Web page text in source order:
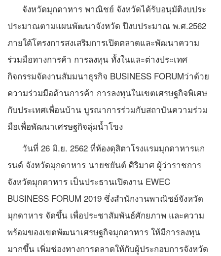
จังหวัดมุกดาหาร พาณิชย์ จังหวัดได้รับอนุมัติงบประ
ประมาณตามแผนพัฒนาจังหวัด ปีงบประมาณ พ.ศ.2562
ภายใต้โครงการสงเสริมการเปิดตลาดและพัฒนาความ
ร่วมมือทางการค้า การลงทุน ทั้งในและต่างประเทศ
กิจกรรมจัดงานสัมมนาธุรกิจ BUSINESS FORUMว่าด้วย
ความร่วมมือด้านการค้า การลงทุนในเขตเศรษฐกิจพิเศษ
กับประเทศเพื่อนบ้าน บูรณาการร่วมกับสถาบันความร่วม
มือเพื่อพัฒนาเศรษฐกิจลุ่มน้ำโขง
วันที่ 26 มิ.ย. 2562 ที่ห้องดุสิตาโรงแรมมุกดาหารแก
รนด์ จังหวัดมุกดาหาร นายชยันต์ ศิริมาศ ผู้ว่าราชการ
จังหวัดมุกดาหาร เป็นประธานเปิดงาน EWEC
BUSINESS FORUM 2019 ซึ่งสำนักงานพาณิชย์จังหวัด
มุกดาหาร จัดขึ้น เพื่อประชาสัมพันธ์ศักยภาพ และความ
พร้อมของเขตพัฒนาเศรษฐกิจมุกดาหาร ให้มีการลงทุน
มากขึ้น เพิ่มช่องทางการตลาดให้กับผู้ประกอบการจังหวัด